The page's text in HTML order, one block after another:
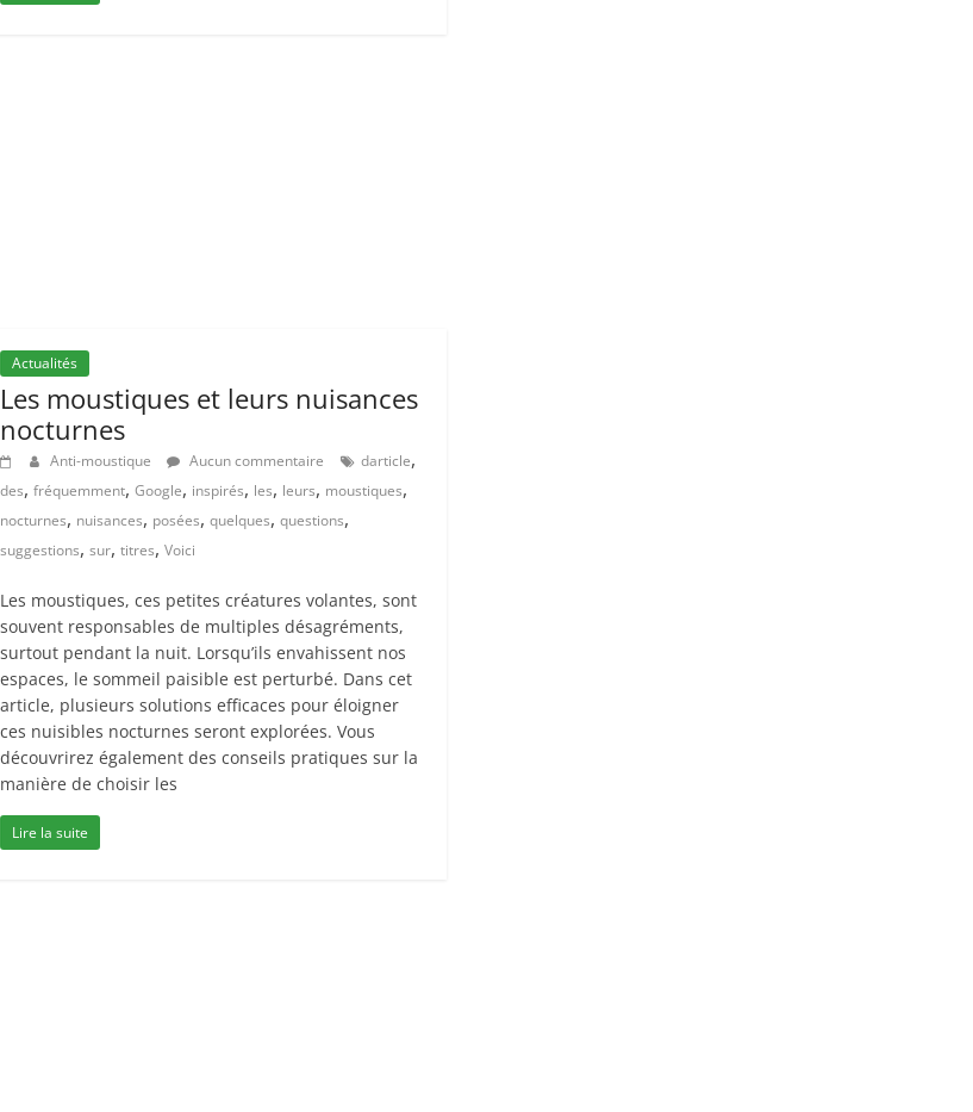
Actualités
Les moustiques et leurs nuisances
nocturnes
Anti-moustique Aucun commentaire darticle,
des,fréquemment,Google, inspirés, les, leurs, moustiques,
nocturnes, nuisances, posées,quelques,questions,
suggestions,sur,titres,Voici
Les moustiques, ces petites créatures volantes, sont
souvent responsables de multiples désagréments,
surtout pendant la nuit. Lorsqu’ils envahissent nos
espaces, le sommeil paisible est perturbé. Dans cet
article, plusieurs solutions efficaces pour éloigner
ces nuisibles nocturnes seront explorées. Vous
découvrirez également des conseils pratiques sur la
manière de choisir les
Lire la suite